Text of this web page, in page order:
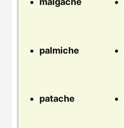
palmiche
patache